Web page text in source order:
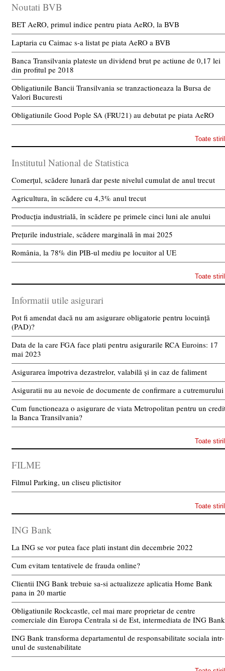
Noutati BVB
BET AeRO, primul indice pentru piata AeRO, la BVB
Laptaria cu Caimac s-a listat pe piata AeRO a BVB
Banca Transilvania plateste un dividend brut pe actiune de 0,17 lei
din profitul pe 2018
Obligatiunile Bancii Transilvania se tranzactioneaza la Bursa de
Valori Bucuresti
Obligatiunile Good Pople SA (FRU21) au debutat pe piata AeRO
Toate
Institutul National de Statistica
Comerțul, scădere lunară dar peste nivelul cumulat de anul trecut
Agricultura, în scădere cu 4,3% anul trecut
Producția industrială, în scădere pe primele cinci luni ale anului
Prețurile industriale, scădere marginală în mai 2025
România, la 78% din PIB-ul mediu pe locuitor al UE
Toate
Informatii utile asigurari
Pot fi amendat dacă nu am asigurare obligatorie pentru locuință
(PAD)?
Data de la care FGA face plati pentru asigurarile RCA Euroins: 17
mai 2023
Asigurarea împotriva dezastrelor, valabilă și in caz de faliment
Asiguratii nu au nevoie de documente de confirmare a cutremurului
Cum functioneaza o asigurare de viata Metropolitan pentru un
la Banca Transilvania?
Toate
FILME
Filmul Parking, un cliseu plictisitor
Toate
ING Bank
La ING se vor putea face plati instant din decembrie 2022
Cum evitam tentativele de frauda online?
Clientii ING Bank trebuie sa-si actualizeze aplicatia Home Bank
pana in 20 martie
Obligatiunile Rockcastle, cel mai mare proprietar de centre
comerciale din Europa Centrala si de Est, intermediata de ING Bank
ING Bank transforma departamentul de responsabilitate sociala intr-
unul de sustenabilitate